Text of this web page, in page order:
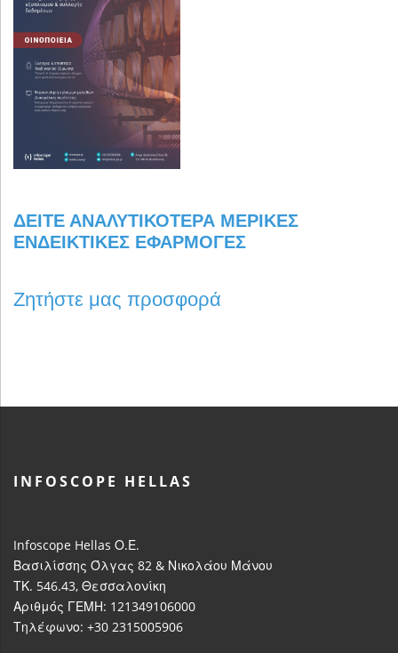
ΔΕΊΤΕ ΑΝΑΛΥΤΙΚΌΤΕΡΑ ΜΕΡΙΚΈΣ
ΕΝΔΕΙΚΤΙΚΈΣ ΕΦΑΡΜΟΓΈΣ
Ζητήστε μας προσφορά
INFOSCOPE HELLAS
Infoscope Hellas Ο.Ε.
Βασιλίσσης Όλγας 82 & Νικολάου Μάνου
ΤΚ. 546.43, Θεσσαλονίκη
Αριθμός ΓΕΜΗ: 121349106000
Τηλέφωνο: +30 2315005906